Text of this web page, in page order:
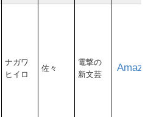
ナガワ
ヒイロ
佐々
電撃の
新文芸
Amazon